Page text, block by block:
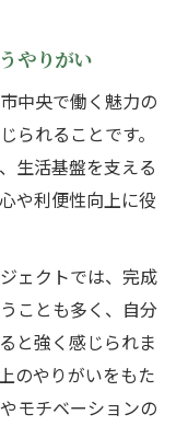
やりがい
中央で働く魅力の
られることです。
生活基盤を支える
や利便性向上に役
ェクトでは、完成
ことも多く、自分
と強く感じられま
のやりがいをもた
モチベーションの